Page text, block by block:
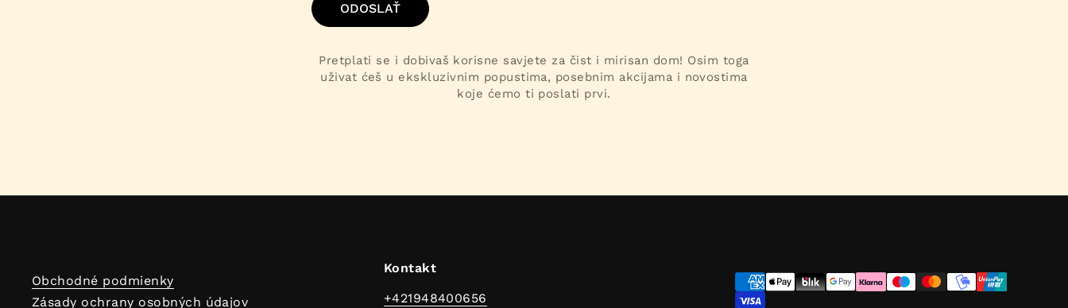
ODOSLAŤ
Pretplati se i dobivaš korisne savjete za čist i mirisan dom! Osim toga
uživat ćeš u ekskluzivnim popustima, posebnim akcijama i novostima
koje ćemo ti poslati prvi.
Obchodné podmienky
Zásady ochrany osobných údajov
Kontakt
+421948400656